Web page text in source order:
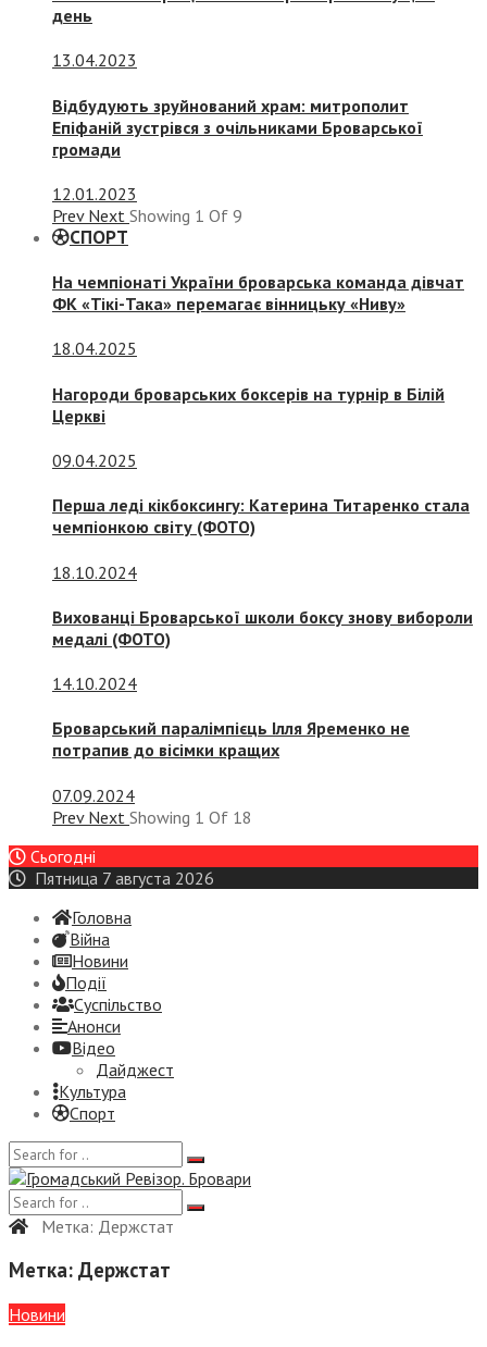
день
13.04.2023
Відбудують зруйнований храм: митрополит
Епіфаній зустрівся з очільниками Броварської
громади
12.01.2023
Prev Next Showing 1 Of 9
СПОРТ
На чемпіонаті України броварська команда дівчат
ФК «Тікі-Така» перемагає вінницьку «Ниву»
18.04.2025
Нагороди броварських боксерів на турнір в Білій
Церкві
09.04.2025
Перша леді кікбоксингу: Катерина Титаренко стала
чемпіонкою світу (ФОТО)
18.10.2024
Вихованці Броварської школи боксу знову вибороли
медалі (ФОТО)
14.10.2024
Броварський паралімпієць Ілля Яременко не
потрапив до вісімки кращих
07.09.2024
Prev Next Showing 1 Of 18
Сьогодні
Пятница 7 августа 2026
Головна
Війна
Новини
Події
Суспiльство
Анонси
Відео
Дайджест
Культура
Спорт
Метка: Держстат
Метка: Держстат
Новини